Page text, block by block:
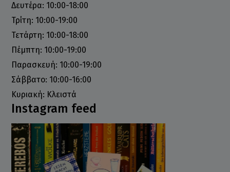
Δευτέρα: 10:00-18:00
Τρίτη: 10:00-19:00
Τετάρτη: 10:00-18:00
Πέμπτη: 10:00-19:00
Παρασκευή: 10:00-19:00
Σάββατο: 10:00-16:00
Κυριακή: Κλειστά
Instagram feed